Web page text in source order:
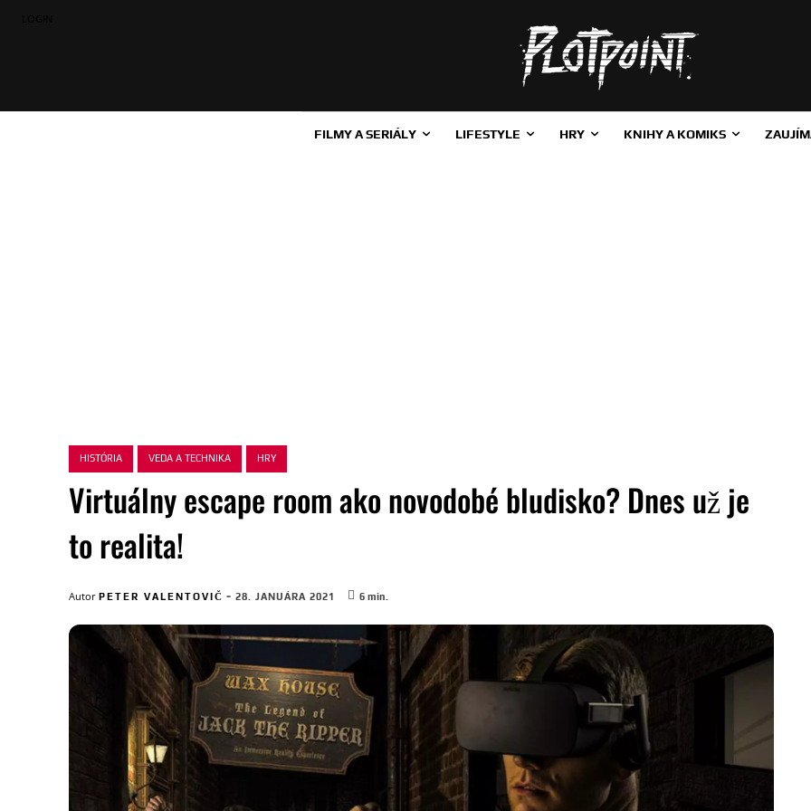
FILMY A SERIÁLY LIFESTYLE HRY KNIHY A KOMIKS
HISTÓRIA VEDA A TECHNIKA HRY
Virtuálny escape room ako novodobé bludisko? Dnes už je
to realita!
Autor PETER VALENTOVIČ - 28. JANUÁRA 2021 6 min.